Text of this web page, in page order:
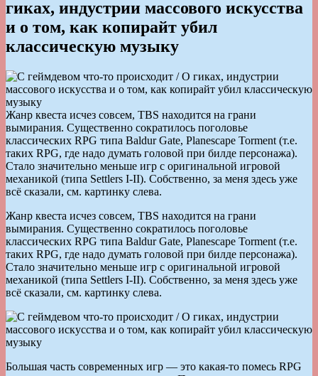
гиках, индустрии массового искусства
и о том, как копирайт убил
классическую музыку
Жанр квеста исчез совсем, TBS находится на грани
вымирания. Существенно сократилось поголовье
классических RPG типа Baldur Gate, Planescape Torment (т.е.
таких RPG, где надо думать головой при билде персонажа).
Стало значительно меньше игр с оригинальной игровой
механикой (типа Settlers I-II). Собственно, за меня здесь уже
всё сказали, см. картинку слева.
Жанр квеста исчез совсем, TBS находится на грани
вымирания. Существенно сократилось поголовье
классических RPG типа Baldur Gate, Planescape Torment (т.е.
таких RPG, где надо думать головой при билде персонажа).
Стало значительно меньше игр с оригинальной игровой
механикой (типа Settlers I-II). Собственно, за меня здесь уже
всё сказали, см. картинку слева.
Большая часть современных игр — это какая-то помесь RPG